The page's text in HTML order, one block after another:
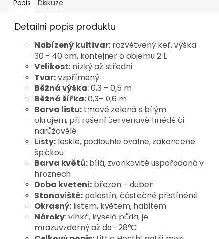
Popis Diskuze
Detailní popis produktu
Nabízený kultivar: rozvětvený keř, výška
30 - 40 cm, kontejner o objemu 2 L
Velikost: nízký až střední
Tvar:vzpřímený
Běžná výška:0,3 – 0,5 m
Běžná šířka:0,3– 0,6 m
Barva listu: tmavě zelená s bílým
okrajem, při rašení červenavě hnědé či
narůžovělé
Listy: lesklé, podlouhlé oválné, zakončené
špičkou
Barva květů: bílá, zvonkovitě uspořádaná v
hroznech
Doba kvetení: březen - duben
Stanoviště: polostín, částečně přistíněné
Okrasný: listem, květem, habitem
Nároky:vlhká, kyselá půda, je
mrazuvzdorný až do -28°C